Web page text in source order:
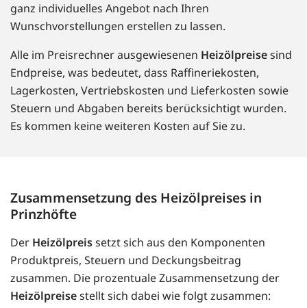
ganz individuelles Angebot nach Ihren
Wunschvorstellungen erstellen zu lassen.
Alle im Preisrechner ausgewiesenen Heizölpreisesind
Endpreise, was bedeutet, dass Raffineriekosten,
Lagerkosten, Vertriebskosten und Lieferkosten sowie
Steuern und Abgaben bereits berücksichtigt wurden.
Es kommen keine weiteren Kosten auf Sie zu.
Zusammensetzung des Heizölpreises in
Prinzhöfte
Der Heizölpreissetzt sich aus den Komponenten
Produktpreis, Steuern und Deckungsbeitrag
zusammen. Die prozentuale Zusammensetzung der
Heizölpreisestellt sich dabei wie folgt zusammen: